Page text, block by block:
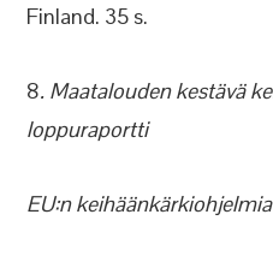
Finland. 35 s.
8. Maatalouden kestävä
loppuraportti
EU:n keihäänkärkiohjelmia